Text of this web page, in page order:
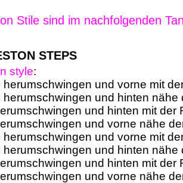
Stile sind im nachfolgenden
STEPS
style:
herumschwingen und vorne mit
herumschwingen und hinten nähe
und hinten mit der
und vorne nähe
herumschwingen und vorne mit
herumschwingen und hinten nähe
und hinten mit der
und vorne nähe